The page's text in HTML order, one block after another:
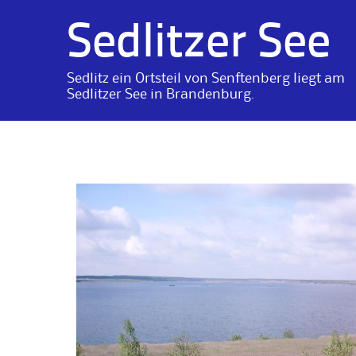
Sedlitzer See
Sedlitz ein Ortsteil von Senftenberg liegt am
Sedlitzer See in Brandenburg.